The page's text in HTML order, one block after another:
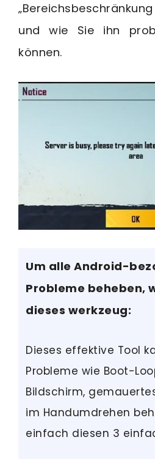
und wie Sie ihn
können.
Um alle Android-
Probleme beheben,
dieses werkzeug:
Dieses effektive Tool
Probleme wie Boot-
Bildschirm,
im Handumdrehen
einfach diesen 3